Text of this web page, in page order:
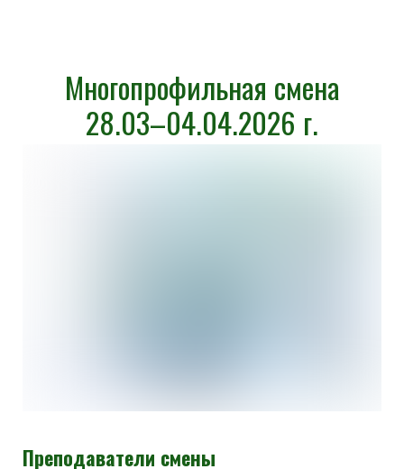
Многопрофильная смена
28.03–04.04.2026 г.
Преподаватели смены